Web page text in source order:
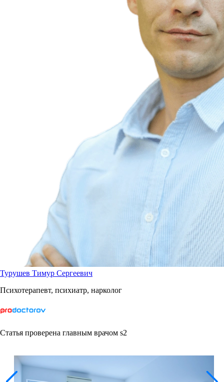
Турушев Тимур Сергеевич
Психотерапевт, психиатр, нарколог
Статья проверена главным врачом s2